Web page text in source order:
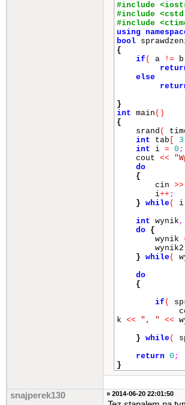
#include
#include
#include
using
bool
{
if ( a != b
else
}
int main ()
{
srand (
int tab 3
int i = 0 ;
cout <<
do
{
cin >>
i++ ;
} while( i
int wynik ,
do {
wynik
wynik2
} while(
do
{
if (
k << ", " <<
} while(
return 0 ;
}
snajperek130 » 2014-06-20 22:01:50